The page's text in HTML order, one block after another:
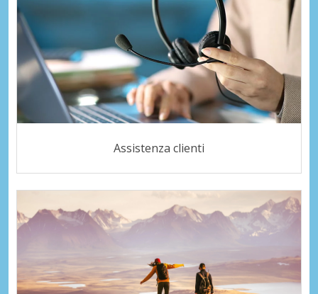
Assistenza clienti